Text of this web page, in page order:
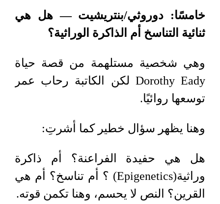
خامسًا: دوروثي/بنتريشيت — هل هي
ثنائية التناسخ أم الذاكرة الوراثية؟
وهي شخصية مستلهمة من قصة حياة
Dorothy Eady لكن الكاتبة رحاب عمر
توسعها روائيًا.
وهنا يظهر سؤال خطير كما أشرتِ:
هل هي حفيدة الفراعنة؟ أم ذاكرة
وراثية(Epigenetics) ؟ أم تناسخ؟ أم هي
القرين؟ النص لا يحسم، وهنا تكمن قوته.